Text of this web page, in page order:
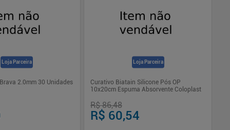
Loja Parceira
2.0mm 30 Unidades
Loja Parceira
Curativo Biatain Silicone Pós OP
10x20cm Espuma Absorvente Coloplast
R$ 86,48
R$ 60,54